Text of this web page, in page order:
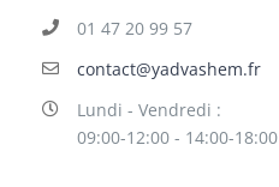
01 47 20 99 57
contact@yadvashem.fr
Lundi - Vendredi :
09:00-12:00 - 14:00-18:00